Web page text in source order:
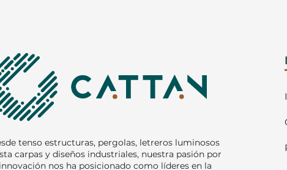
tenso estructuras, pergolas, letreros luminosos
carpas y diseños industriales, nuestra pasión por
nos ha posicionado como líderes en la